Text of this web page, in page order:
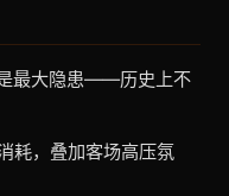
最大隐患——历史上不
耗，叠加客场高压氛